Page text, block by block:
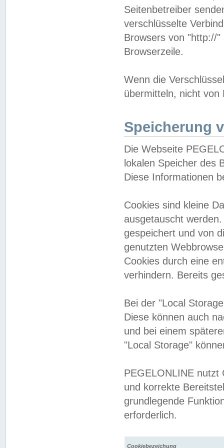
Seitenbetreiber
verschlüsselte
Browsers von "http://
Browserzeile.
Wenn die
übermitteln, nicht von
Speicherung
Die Webseite
lokalen Speicher des
Diese Informationen
Cookies sind kleine
ausgetauscht
gespeichert und von
genutzten
Cookies durch eine
verhindern. Bereits
Bei der "Local
Diese können auch
und bei einem
"Local Storage"
PEGELONLINE nutzt
und korrekte
grundlegende
erforderlich.
Cookiebezeichung